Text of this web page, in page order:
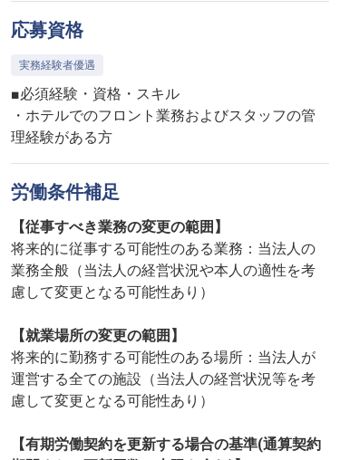
応募資格
実務経験者優遇
■必須経験・資格・スキル
・ホテルでのフロント業務およびスタッフの管
理経験がある方
労働条件補足
【従事すべき業務の変更の範囲】
将来的に従事する可能性のある業務：当法人の
業務全般（当法人の経営状況や本人の適性を考
慮して変更となる可能性あり）
【就業場所の変更の範囲】
将来的に勤務する可能性のある場所：当法人が
運営する全ての施設（当法人の経営状況等を考
慮して変更となる可能性あり）
【有期労働契約を更新する場合の基準(通算契約